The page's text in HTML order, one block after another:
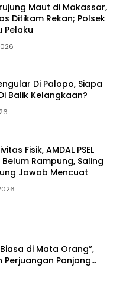
Maut di Makassar,
Ditikam Rekan; Polsek
Pelaku
Di Palopo, Siapa
Balik Kelangkaan?
Fisik, AMDAL PSEL
Rampung, Saling
Jawab Mencuat
di Mata Orang”,
Panjang
Orang Tahu